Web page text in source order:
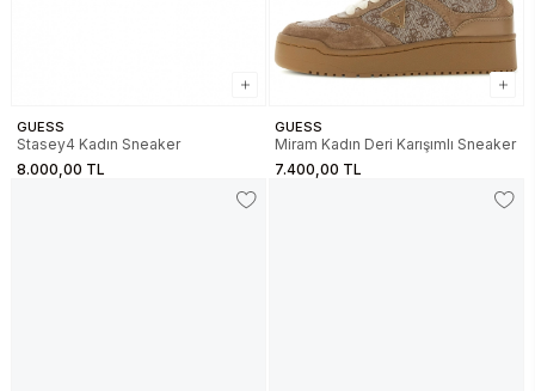
GUESS
Stasey4 Kadın Sneaker
8.000,00 TL
GUESS
Miram Kadın Deri Karışımlı Sneaker
7.400,00 TL